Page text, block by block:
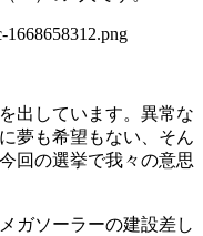
出しています。異常な
夢も希望もない、そん
回の選挙で我々の意思
ガソーラーの建設差し